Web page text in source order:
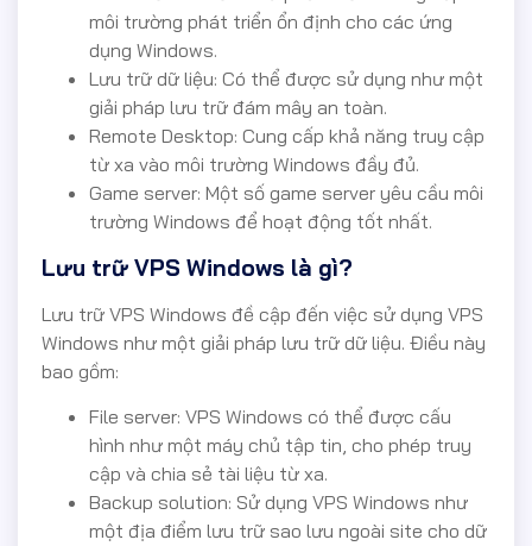
môi trường phát triển ổn định cho các ứng
dụng Windows.
Lưu trữ dữ liệu: Có thể được sử dụng như một
giải pháp lưu trữ đám mây an toàn.
Remote Desktop: Cung cấp khả năng truy cập
từ xa vào môi trường Windows đầy đủ.
Game server: Một số game server yêu cầu môi
trường Windows để hoạt động tốt nhất.
Lưu trữ VPS Windows là gì?
Lưu trữ VPS Windows đề cập đến việc sử dụng VPS
Windows như một giải pháp lưu trữ dữ liệu. Điều này
bao gồm:
File server: VPS Windows có thể được cấu
hình như một máy chủ tập tin, cho phép truy
cập và chia sẻ tài liệu từ xa.
Backup solution: Sử dụng VPS Windows như
một địa điểm lưu trữ sao lưu ngoài site cho dữ